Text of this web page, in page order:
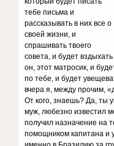
тебе письма и
рассказывать в них все о
своей жизни, и
спрашивать твоего
совета, и будет вздыхать
он, этот матросик, и
по тебе, и будет
вчера я, между прочим,
От кого, знаешь? Да, ты
муж, любезно известил
получил назначение на
помощником капитана и